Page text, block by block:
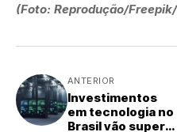
(Foto: Reprodução/
ANTERIOR
Investimentos
em tecnologia no
Brasil vão superar